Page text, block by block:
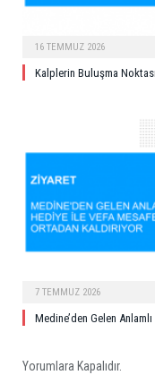
16 TEMMUZ 2026
Kalplerin Buluşma
7 TEMMUZ 2026
Medine’den Gelen
Yorumlara Kapalıdır.